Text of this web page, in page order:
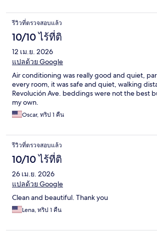
รีวิวที่ตรวจสอบแล้ว
10/10 ไร้ที่ติ
12 เม.ย. 2026
แปลด้วย Google
Air conditioning was really good and quiet,
every room, it was safe and quiet, walking
Revolución Ave. beddings were not the best
my own.
Oscar, ทริป 1 คืน
รีวิวที่ตรวจสอบแล้ว
10/10 ไร้ที่ติ
26 เม.ย. 2026
แปลด้วย Google
Clean and beautiful. Thank you
Lena, ทริป 1 คืน